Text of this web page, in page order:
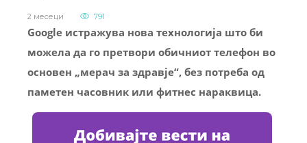
2 месеци 791
Google истражува нова технологија што би
можела да го претвори обичниот телефон во
основен „мерач за здравје“, без потреба од
паметен часовник или фитнес нараквица.